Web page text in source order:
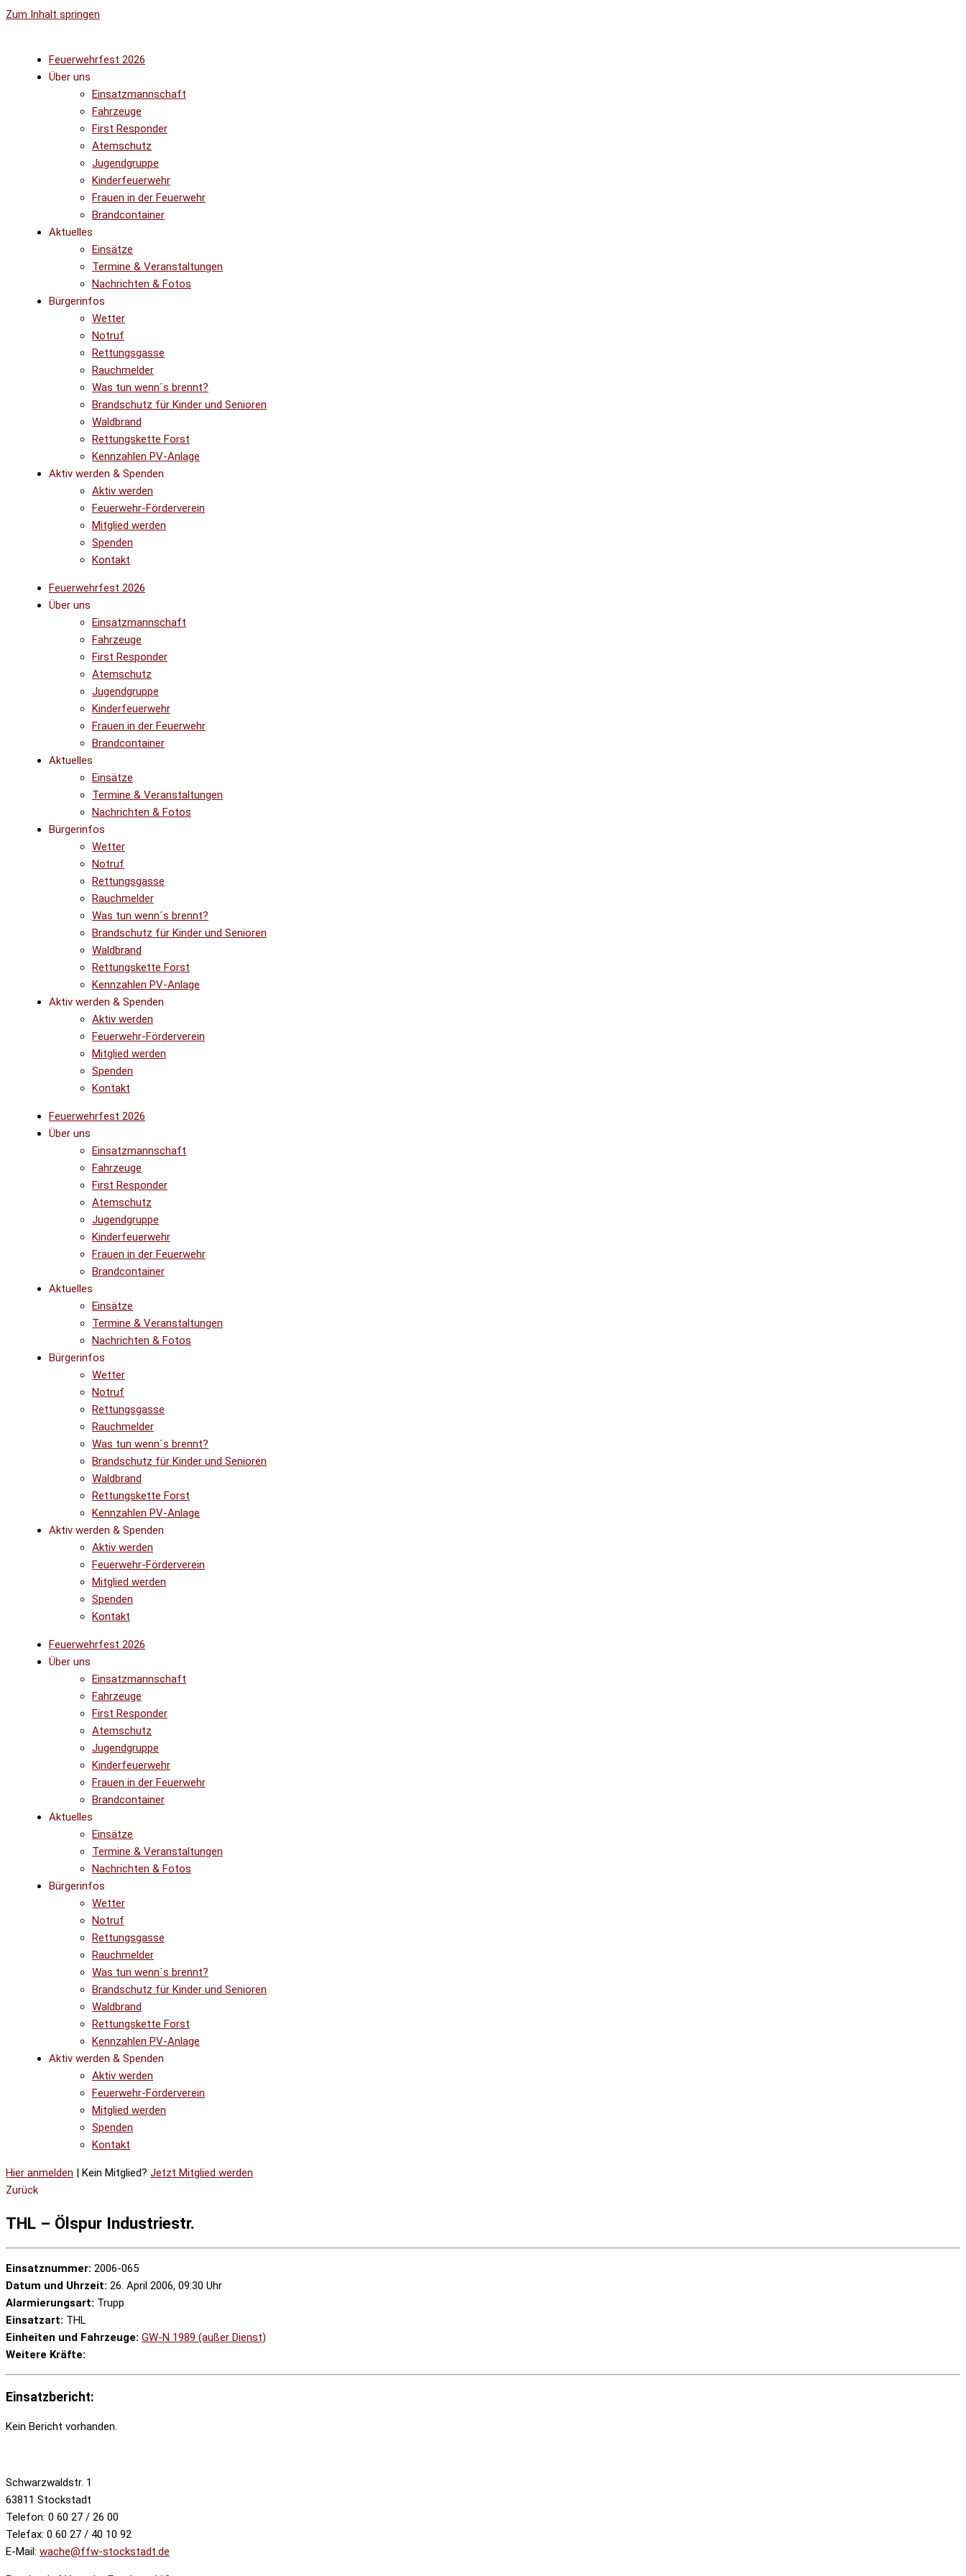
Zum Inhalt springen
Feuerwehrfest 2026
Über uns
Einsatzmannschaft
Fahrzeuge
First Responder
Atemschutz
Jugendgruppe
Kinderfeuerwehr
Frauen in der Feuerwehr
Brandcontainer
Aktuelles
Einsätze
Termine & Veranstaltungen
Nachrichten & Fotos
Bürgerinfos
Wetter
Notruf
Rettungsgasse
Rauchmelder
Was tun wenn´s brennt?
Brandschutz für Kinder und Senioren
Waldbrand
Rettungskette Forst
Kennzahlen PV-Anlage
Aktiv werden & Spenden
Aktiv werden
Feuerwehr-Förderverein
Mitglied werden
Spenden
Kontakt
Feuerwehrfest 2026
Über uns
Einsatzmannschaft
Fahrzeuge
First Responder
Atemschutz
Jugendgruppe
Kinderfeuerwehr
Frauen in der Feuerwehr
Brandcontainer
Aktuelles
Einsätze
Termine & Veranstaltungen
Nachrichten & Fotos
Bürgerinfos
Wetter
Notruf
Rettungsgasse
Rauchmelder
Was tun wenn´s brennt?
Brandschutz für Kinder und Senioren
Waldbrand
Rettungskette Forst
Kennzahlen PV-Anlage
Aktiv werden & Spenden
Aktiv werden
Feuerwehr-Förderverein
Mitglied werden
Spenden
Kontakt
Feuerwehrfest 2026
Über uns
Einsatzmannschaft
Fahrzeuge
First Responder
Atemschutz
Jugendgruppe
Kinderfeuerwehr
Frauen in der Feuerwehr
Brandcontainer
Aktuelles
Einsätze
Termine & Veranstaltungen
Nachrichten & Fotos
Bürgerinfos
Wetter
Notruf
Rettungsgasse
Rauchmelder
Was tun wenn´s brennt?
Brandschutz für Kinder und Senioren
Waldbrand
Rettungskette Forst
Kennzahlen PV-Anlage
Aktiv werden & Spenden
Aktiv werden
Feuerwehr-Förderverein
Mitglied werden
Spenden
Kontakt
Feuerwehrfest 2026
Über uns
Einsatzmannschaft
Fahrzeuge
First Responder
Atemschutz
Jugendgruppe
Kinderfeuerwehr
Frauen in der Feuerwehr
Brandcontainer
Aktuelles
Einsätze
Termine & Veranstaltungen
Nachrichten & Fotos
Bürgerinfos
Wetter
Notruf
Rettungsgasse
Rauchmelder
Was tun wenn´s brennt?
Brandschutz für Kinder und Senioren
Waldbrand
Rettungskette Forst
Kennzahlen PV-Anlage
Aktiv werden & Spenden
Aktiv werden
Feuerwehr-Förderverein
Mitglied werden
Spenden
Kontakt
Hier anmelden | Kein Mitglied? Jetzt Mitglied werden
Zurück
THL – Ölspur Industriestr.
Einsatznummer: 2006-065
Datum und Uhrzeit: 26. April 2006, 09:30 Uhr
Alarmierungsart: Trupp
Einsatzart: THL
Einheiten und Fahrzeuge: GW-N 1989 (außer Dienst)
Weitere Kräfte:
Einsatzbericht:
Kein Bericht vorhanden.
Schwarzwaldstr. 1
63811 Stockstadt
Telefon: 0 60 27 / 26 00
Telefax: 0 60 27 / 40 10 92
E-Mail: wache@ffw-stockstadt.de